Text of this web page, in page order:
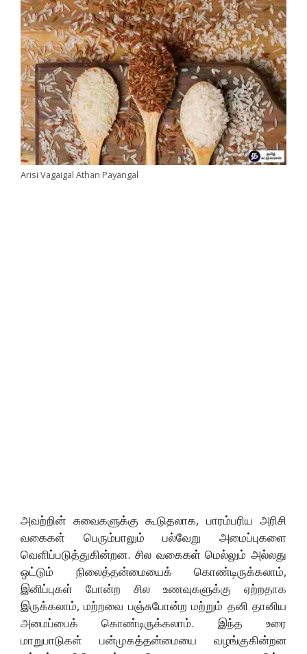
Arisi Vagaigal Athan Payangal
அவற்றின் சுவைகளுக்கு கூடுதலாக, பாரம்பரிய அரிசி
வகைகள் பெரும்பாலும் பல்வேறு அமைப்புகளை
வெளிப்படுத்துகின்றன. சில வகைகள் மெல்லும் அல்லது
ஒட்டும் நிலைத்தன்மையைக் கொண்டிருக்கலாம்,
இனிப்புகள் போன்ற சில உணவுகளுக்கு ஏற்றதாக
இருக்கலாம், மற்றவை பஞ்சுபோன்ற மற்றும் தனி தானிய
அமைப்பைக் கொண்டிருக்கலாம். இந்த உரை
மாறுபாடுகள் பன்முகத்தன்மையை வழங்குகின்றன